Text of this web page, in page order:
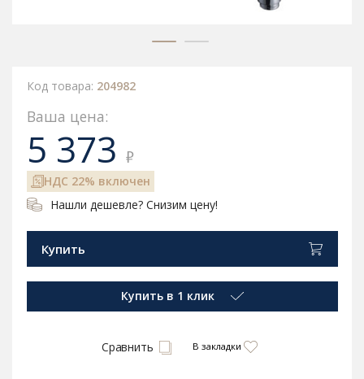
Код товара: 204982
Ваша цена:
5 373 ₽
НДС 22% включен
Нашли дешевле? Снизим цену!
Купить
Купить в 1 клик
Сравнить В закладки